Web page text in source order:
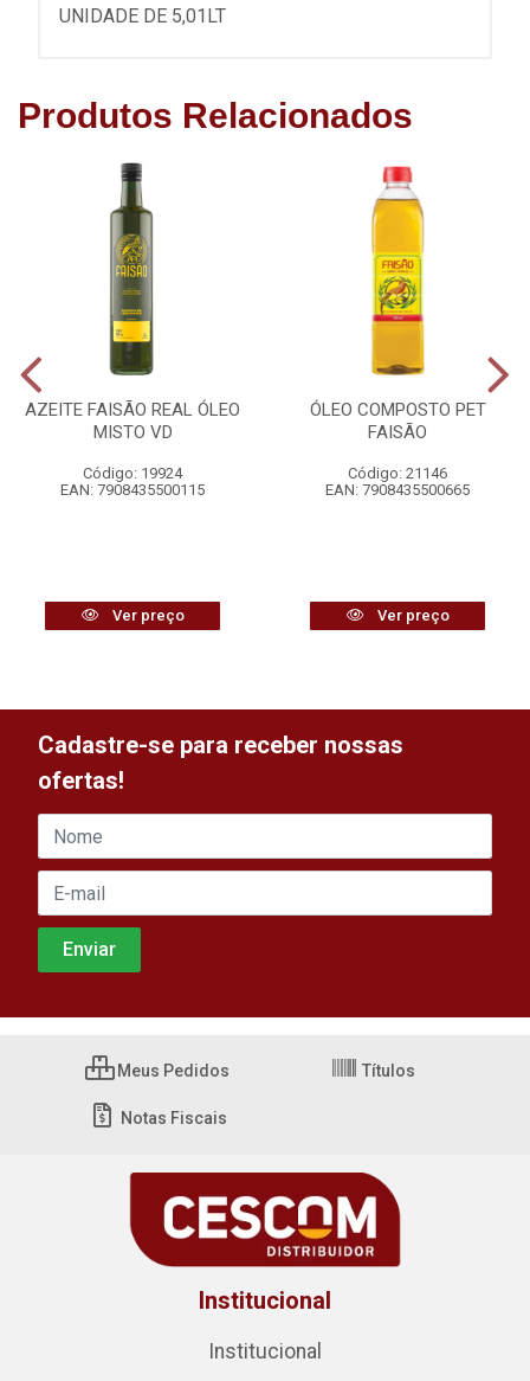
UNIDADE DE 5,01LT
Produtos Relacionados
AZEITE FAISÃO REAL ÓLEO
MISTO VD
Código: 19924
EAN: 7908435500115
Ver preço
ÓLEO COMPOSTO PET
FAISÃO
Código: 21146
EAN: 7908435500665
Ver preço
Cadastre-se para receber nossas
ofertas!
Meus Pedidos Títulos
Notas Fiscais
Institucional
Institucional